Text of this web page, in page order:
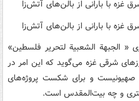
« الجبهة الشعبیة لتحریر فلسطین»
شرقی غزه می‌گوید که این امر در
صهیونیست و برای شکست پروژه‌های
و چه بیت‌المقدس است.